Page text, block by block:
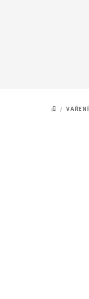
DOMŮ
/ VAŘENÍ